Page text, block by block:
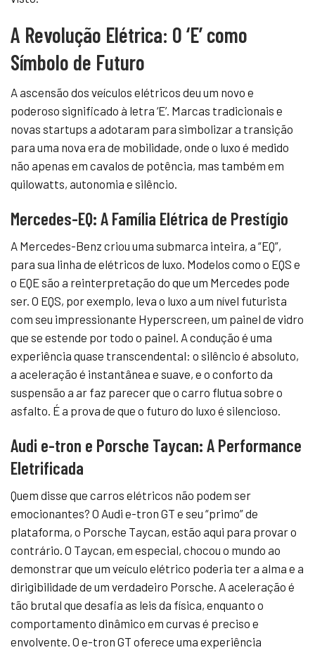
A Revolução Elétrica: O ‘E’ como
Símbolo de Futuro
A ascensão dos veículos elétricos deu um novo e
poderoso significado à letra ‘E’. Marcas tradicionais e
novas startups a adotaram para simbolizar a transição
para uma nova era de mobilidade, onde o luxo é medido
não apenas em cavalos de potência, mas também em
quilowatts, autonomia e silêncio.
Mercedes-EQ: A Família Elétrica de Prestígio
A Mercedes-Benz criou uma submarca inteira, a “EQ”,
para sua linha de elétricos de luxo. Modelos como o EQS e
o EQE são a reinterpretação do que um Mercedes pode
ser. O EQS, por exemplo, leva o luxo a um nível futurista
com seu impressionante Hyperscreen, um painel de vidro
que se estende por todo o painel. A condução é uma
experiência quase transcendental: o silêncio é absoluto,
a aceleração é instantânea e suave, e o conforto da
suspensão a ar faz parecer que o carro flutua sobre o
asfalto. É a prova de que o futuro do luxo é silencioso.
Audi e-tron e Porsche Taycan: A Performance
Eletrificada
Quem disse que carros elétricos não podem ser
emocionantes? O Audi e-tron GT e seu “primo” de
plataforma, o Porsche Taycan, estão aqui para provar o
contrário. O Taycan, em especial, chocou o mundo ao
demonstrar que um veículo elétrico poderia ter a alma e a
dirigibilidade de um verdadeiro Porsche. A aceleração é
tão brutal que desafia as leis da física, enquanto o
comportamento dinâmico em curvas é preciso e
envolvente. O e-tron GT oferece uma experiência